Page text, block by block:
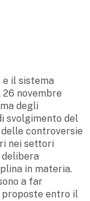
il sistema
novembre
degli
svolgimento del
controversie
nei settori
in materia.
a far
proposte entro il